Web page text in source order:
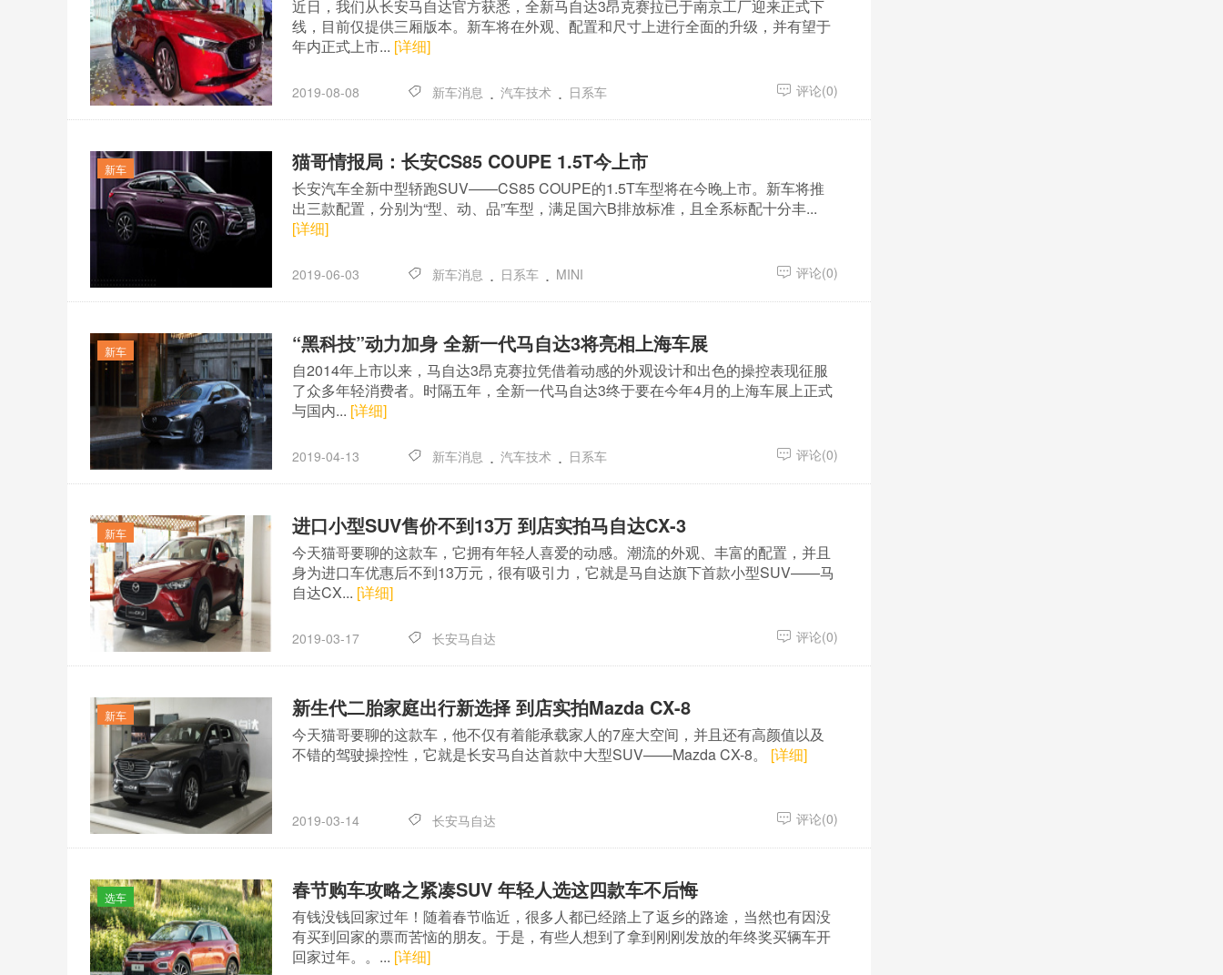
近日，我们从长安马自达官方获悉，全新马自达3昂克赛拉已于南京工厂迎来正式下
线，目前仅提供三厢版本。新车将在外观、配置和尺寸上进行全面的升级，并有望于
年内正式上市... [详细]
2019-08-08 新车消息 . 汽车技术 . 日系车 评论(0)
新车 猫哥情报局：长安CS85 COUPE 1.5T今上市
长安汽车全新中型轿跑SUV——CS85 COUPE的1.5T车型将在今晚上市。新车将推
出三款配置，分别为“型、动、品”车型，满足国六B排放标准，且全系标配十分丰...
[详细]
2019-06-03 新车消息 . 日系车 . MINI 评论(0)
新车 “黑科技”动力加身 全新一代马自达3将亮相上海车展
自2014年上市以来，马自达3昂克赛拉凭借着动感的外观设计和出色的操控表现征服
了众多年轻消费者。时隔五年，全新一代马自达3终于要在今年4月的上海车展上正式
与国内... [详细]
2019-04-13 新车消息 . 汽车技术 . 日系车 评论(0)
新车 进口小型SUV售价不到13万 到店实拍马自达CX-3
今天猫哥要聊的这款车，它拥有年轻人喜爱的动感。潮流的外观、丰富的配置，并且
身为进口车优惠后不到13万元，很有吸引力，它就是马自达旗下首款小型SUV——马
自达CX... [详细]
2019-03-17 长安马自达 评论(0)
新车 新生代二胎家庭出行新选择 到店实拍Mazda CX-8
今天猫哥要聊的这款车，他不仅有着能承载家人的7座大空间，并且还有高颜值以及
不错的驾驶操控性，它就是长安马自达首款中大型SUV——Mazda CX-8。 [详细]
2019-03-14 长安马自达 评论(0)
选车 春节购车攻略之紧凑SUV 年轻人选这四款车不后悔
有钱没钱回家过年！随着春节临近，很多人都已经踏上了返乡的路途，当然也有因没
有买到回家的票而苦恼的朋友。于是，有些人想到了拿到刚刚发放的年终奖买辆车开
回家过年。。... [详细]